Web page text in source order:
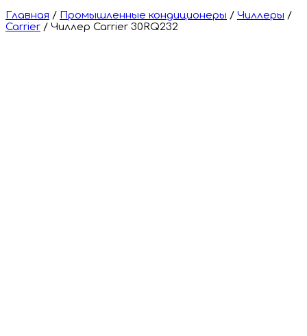
Главная / Промышленные кондиционеры / Чиллеры /
Carrier / Чиллер Carrier 30RQ232